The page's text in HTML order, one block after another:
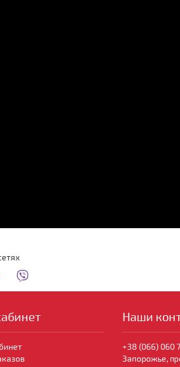
Наши
+38 (066) 060
Запорожье,